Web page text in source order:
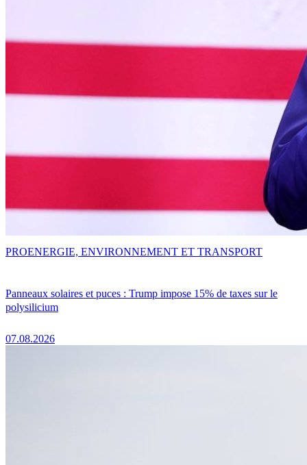
Panneaux solaires et puces : Trump impose 15% de taxes sur le
polysilicium
07.08.2026
PROENERGIE, ENVIRONNEMENT ET TRANSPORT